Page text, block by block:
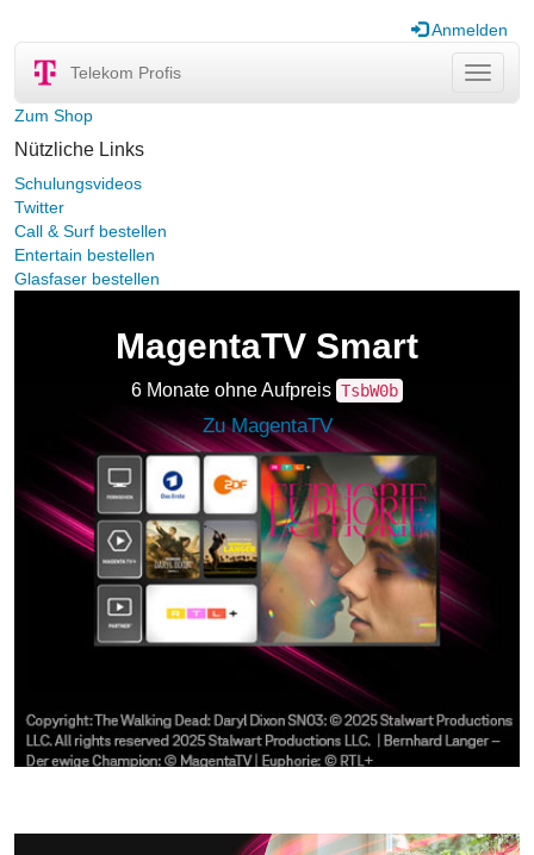
Anmelden
ein-/
Telekom Profis
Zum Shop
Nützliche Links
Schulungsvideos
Twitter
Call & Surf bestellen
Entertain bestellen
Glasfaser bestellen
MagentaTV Smart
6 Monate ohne Aufpreis TsbW0b
Zu MagentaTV